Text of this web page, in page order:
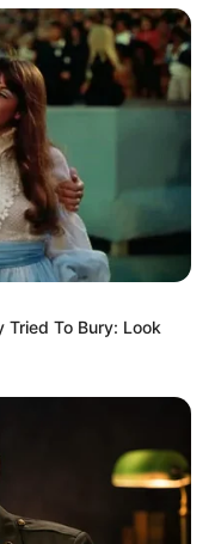
Tried To Bury: Look